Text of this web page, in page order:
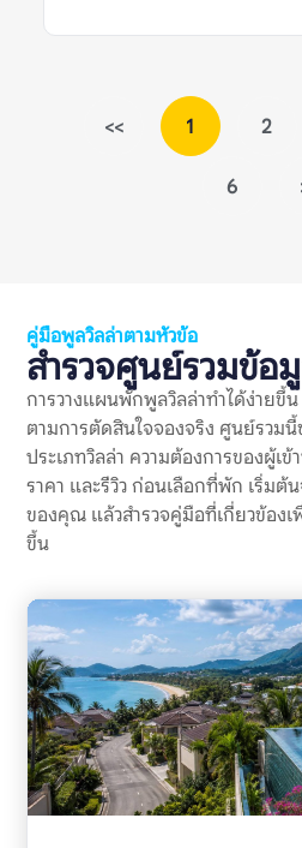
เตือนหมายถึงอะไร? ข้อร้องเรียนเงิ
เตือน หมายถึงรีวิวที่ผู้เข้าพักพูดถึงปัญ
เงินช้า หักเงินโดยไม่อธิบาย เงื่อนไขไ
คุ้มครองความเสียหายที่อาจเกิดขึ้นกับ
ไว้ก่อนหรือไม่ เจ้าของอธิบายอย่างไร
ปัญหาแบบเดียวกันซ้ำหรือเปล่า ทำไมข้อ
สำคัญ? พูลวิลล่ามักมีค่าใช้จ่ายสูงกว่า
ลุ่ม การวางเงินมัดจำจึงอาจเป็นจำนว
เข้าใจผิดเรื่องการคืนเงินหรือการหักเ
ทั้งกลุ่ม แม้ตัวบ้านจะดีหรือทริปโดยรว
เงินมัดจำพูลวิลล่าเป็นสัญญาณเตือนที่
หลายเรื่องพร้อมกัน ได้แก่ ความชัดเจ
ของค่าใช้จ่าย วิธีสื่อสารของเจ้าของที่
<< 1 2
6
คู่มือพูลวิลล่าตามหัวข้อ
สำรวจศูนย์รวมข้อ
การวางแผนพักพูลวิลล่าทำได้ง่ายขึ้
ตามการตัดสินใจจองจริง ศูนย์รวม
ประเภทวิลล่า ความต้องการของผู้เ
ราคา และรีวิว ก่อนเลือกที่พัก เริ่มต้
ของคุณ แล้วสำรวจคู่มือที่เกี่ยวข้อง
ขึ้น